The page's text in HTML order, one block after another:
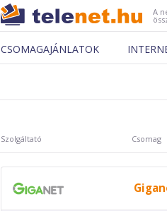
A
CSOMAGAJÁNLATOK
Szolgáltató Csomag